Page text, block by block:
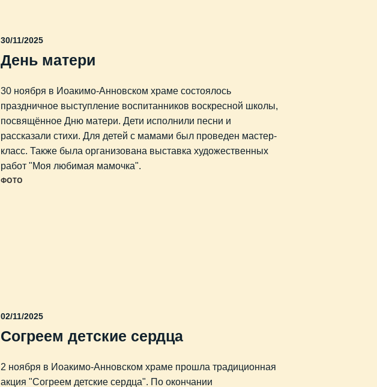
30/11/2025
День матери
30 ноября в Иоакимо-Анновском храме состоялось
праздничное выступление воспитанников воскресной школы,
посвящённое Дню матери. Дети исполнили песни и
рассказали стихи. Для детей с мамами был проведен мастер-
класс. Также была организована выставка художественных
работ "Моя любимая мамочка".
ФОТО
02/11/2025
Согреем детские сердца
2 ноября в Иоакимо-Анновском храме прошла традиционная
акция "Согреем детские сердца". По окончании